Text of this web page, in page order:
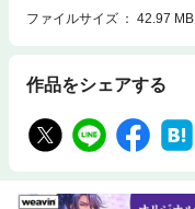
ファイルサイズ
42.97 MB
作品をシェアする